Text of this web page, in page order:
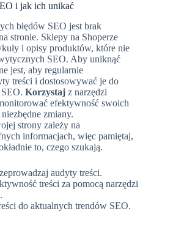
i jak ich unikać
błędów SEO jest brak
stronie. Sklepy na Shoperze
i opisy produktów, które nie
SEO. Aby uniknąć
jest, aby regularnie
treści i dostosowywać je do
Korzystaj z narzędzi
efektywność swoich
zmiany.
strony zależy na
informacjach, więc pamiętaj,
to, czego szukają.
audyty treści.
treści za pomocą narzędzi
do aktualnych trendów SEO.